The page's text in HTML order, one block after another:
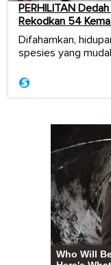
PERHILITAN
Rekodkan 54
Difahamkan,
spesies yang